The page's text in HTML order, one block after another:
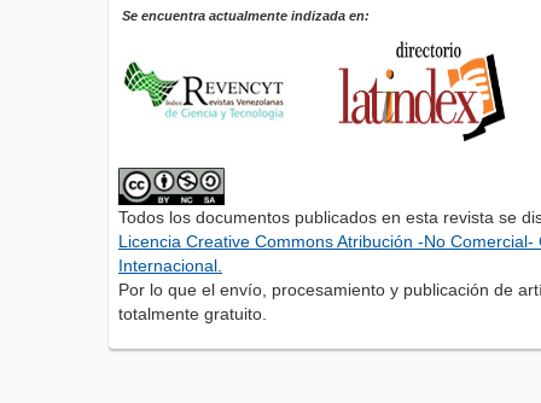
Se encuentra actualmente indizada en:
Todos los documentos publicados en esta revista se
Licencia Creative Commons Atribución -No
Internacional.
Por lo que el envío, procesamiento y publicación de
totalmente gratuito.